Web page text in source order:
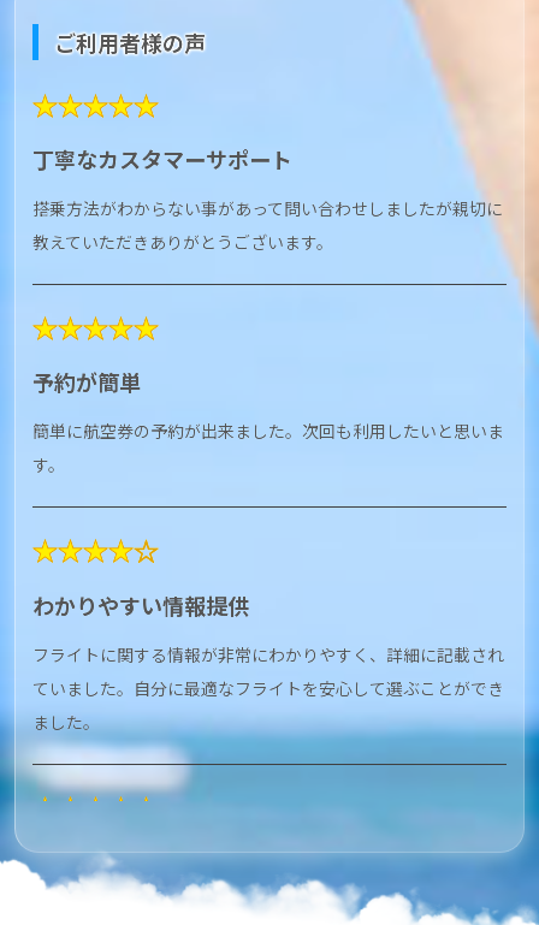
ご利用者様の声
★★★★★
丁寧なカスタマーサポート
搭乗方法がわからない事があって問い合わせしましたが親切に
教えていただきありがとうございます。
★★★★★
予約が簡単
簡単に航空券の予約が出来ました。次回も利用したいと思いま
す。
★★★★☆
わかりやすい情報提供
フライトに関する情報が非常にわかりやすく、詳細に記載され
ていました。自分に最適なフライトを安心して選ぶことができ
ました。
★★★★★
安さ・お得
安くてお得に利用出来ました。